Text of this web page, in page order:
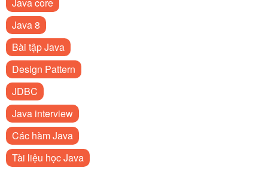
Java 8
Bài tập Java
Design Pattern
JDBC
Java interview
Các hàm Java
Tài liệu học Java